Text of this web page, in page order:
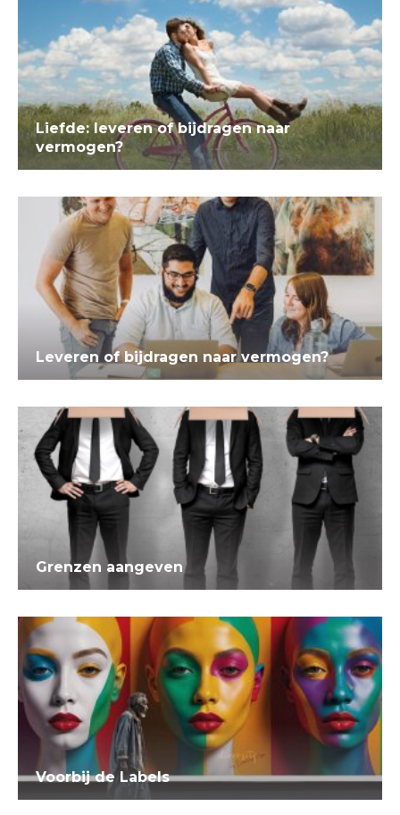
Liefde: leveren of bijdragen naar
vermogen?
Leveren of bijdragen naar vermogen?
Grenzen aangeven
Voorbij de Labels